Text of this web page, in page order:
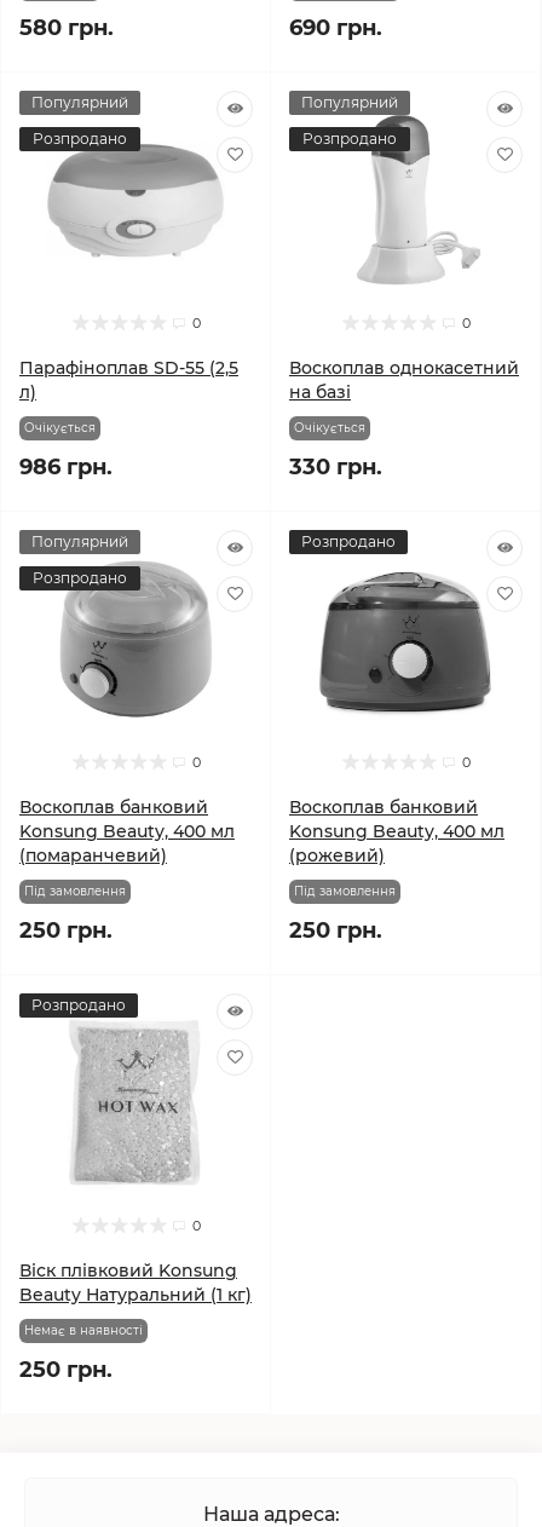
580 грн. 690 грн.
Популярний
Розпродано
0
Парафіноплав SD-55 (2,5
л)
Очікується
986 грн.
Популярний
Розпродано
0
Воскоплав однокасетний
на базі
Очікується
330 грн.
Популярний
Розпродано
0
Воскоплав банковий
Konsung Beauty, 400 мл
(помаранчевий)
Під замовлення
250 грн.
Розпродано
0
Воскоплав банковий
Konsung Beauty, 400 мл
(рожевий)
Під замовлення
250 грн.
Розпродано
0
Віск плівковий Konsung
Beauty Натуральний (1 кг)
Немає в наявності
250 грн.
Наша адреса: